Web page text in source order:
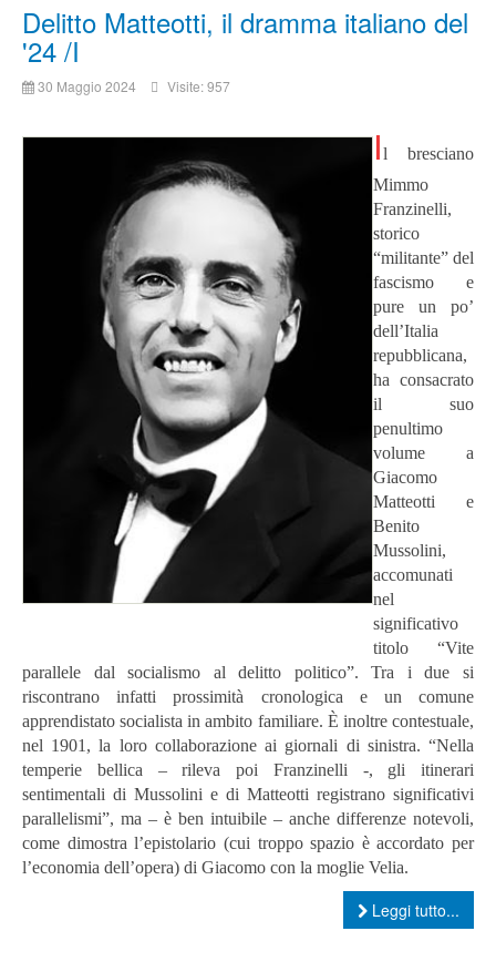
Delitto Matteotti, il dramma italiano del
'24 /I
30 Maggio 2024 Visite: 957
Il bresciano
Mimmo
Franzinelli,
storico
“militante” del
fascismo e
pure un po’
dell’Italia
repubblicana,
ha consacrato
il suo
penultimo
volume a
Giacomo
Matteotti e
Benito
Mussolini,
accomunati
nel
significativo
titolo “Vite
parallele dal socialismo al delitto politico”. Tra i due si
riscontrano infatti prossimità cronologica e un comune
apprendistato socialista in ambito familiare. È inoltre contestuale,
nel 1901, la loro collaborazione ai giornali di sinistra. “Nella
temperie bellica – rileva poi Franzinelli -, gli itinerari
sentimentali di Mussolini e di Matteotti registrano significativi
parallelismi”, ma – è ben intuibile – anche differenze notevoli,
come dimostra l’epistolario (cui troppo spazio è accordato per
l’economia dell’opera) di Giacomo con la moglie Velia.
Leggi tutto...